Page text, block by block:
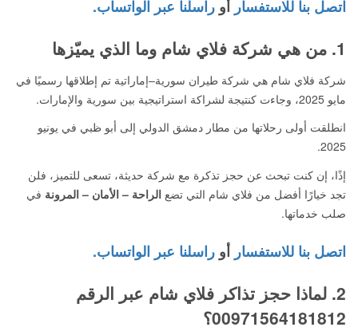
اتصل بنا للاستفسار أو راسلنا عبر الواتساب.
1. من هي شركة فلاي شام وما الذي يميّزها
شركة فلاي شام هي شركة طيران سورية–إماراتية تم إطلاقها رسميًا في
مايو 2025، وجاءت كنتيجة لشراكة استراتيجية بين سورية والإمارات.
انطلقت أولى رحلاتها من مطار دمشق الدولي إلى أبو ظبي في يونيو
2025.
إذًا، إن كنت تبحث عن حجز تذكرة مع شركة حديثة، تسعى للتميز، فلن
تجد خيارًا أفضل من فلاي شام التي تضع الراحة – الأمان – المرونة في
صلب خدماتها.
اتصل بنا للاستفسار أو راسلنا عبر الواتساب.
2. لماذا حجز تذاكر فلاي شام عبر الرقم
00971564181812؟